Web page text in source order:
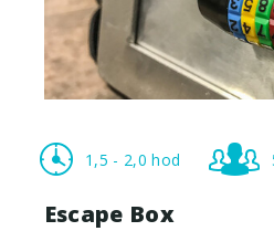
1,5 - 2,0 hod
Escape Box